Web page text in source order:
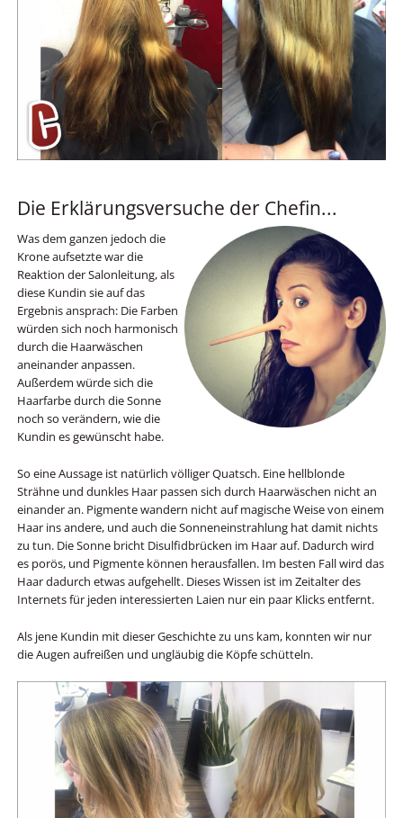
Die Erklärungsversuche der Chefin...
Was dem ganzen jedoch die
Krone aufsetzte war die
Reaktion der Salonleitung, als
diese Kundin sie auf das
Ergebnis ansprach: Die Farben
würden sich noch harmonisch
durch die Haarwäschen
aneinander anpassen.
Außerdem würde sich die
Haarfarbe durch die Sonne
noch so verändern, wie die
Kundin es gewünscht habe.
So eine Aussage ist natürlich völliger Quatsch. Eine hellblonde
Strähne und dunkles Haar passen sich durch Haarwäschen nicht an
einander an. Pigmente wandern nicht auf magische Weise von einem
Haar ins andere, und auch die Sonneneinstrahlung hat damit nichts
zu tun. Die Sonne bricht Disulfidbrücken im Haar auf. Dadurch wird
es porös, und Pigmente können herausfallen. Im besten Fall wird das
Haar dadurch etwas aufgehellt. Dieses Wissen ist im Zeitalter des
Internets für jeden interessierten Laien nur ein paar Klicks entfernt.
Als jene Kundin mit dieser Geschichte zu uns kam, konnten wir nur
die Augen aufreißen und ungläubig die Köpfe schütteln.